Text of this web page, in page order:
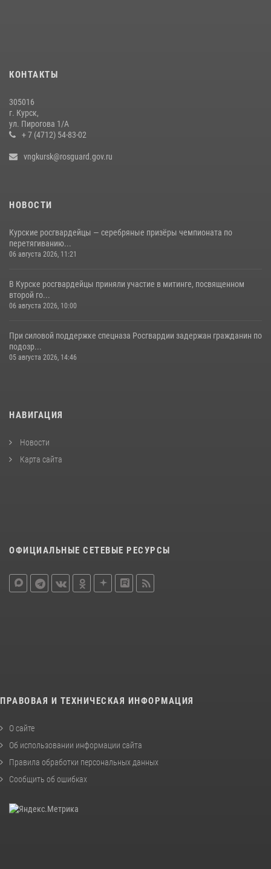
Центральный округ Росгвардии отмечает 105-летие
15 июля 2026, 10:00
КОНТАКТЫ
305016
г. Курск,
ул. Пирогова 1/А
+ 7 (4712) 54-83-02
vngkursk@rosguard.gov.ru
НОВОСТИ
Курские росгвардейцы — серебряные призёры чемпионата по
перетягиванию...
06 августа 2026, 11:21
В Курске росгвардейцы приняли участие в митинге, посвященном
второй го...
06 августа 2026, 10:00
При силовой поддержке спецназа Росгвардии задержан гражданин по
подозр...
05 августа 2026, 14:46
НАВИГАЦИЯ
Новости
Карта сайта
ОФИЦИАЛЬНЫЕ СЕТЕВЫЕ РЕСУРСЫ
ПРАВОВАЯ И ТЕХНИЧЕСКАЯ ИНФОРМАЦИЯ
О сайте
Об использовании информации сайта
Правила обработки персональных данных
Сообщить об ошибках